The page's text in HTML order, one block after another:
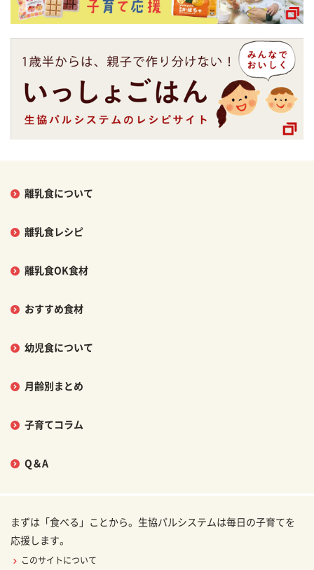
離乳食について
離乳食レシピ
離乳食OK食材
おすすめ食材
幼児食について
月齢別まとめ
子育てコラム
Q＆A
まずは「食べる」ことから。生協パルシステムは毎日の子育てを
応援します。
このサイトについて